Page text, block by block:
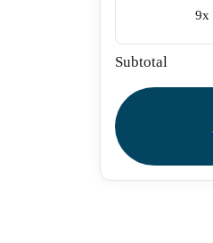
9x
Subtotal